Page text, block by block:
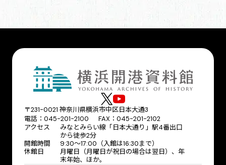
〒231-0021 神奈川県横浜市中区日本大通3
電話：045-201-2100 FAX：045-201-2102
アクセス
みなとみらい線「日本大通り」駅4番出口
から徒歩2分
開館時間
9:30〜17:00（入館は16:30まで）
休館日
月曜日（月曜日が祝日の場合は翌日）、年
末年始、ほか。